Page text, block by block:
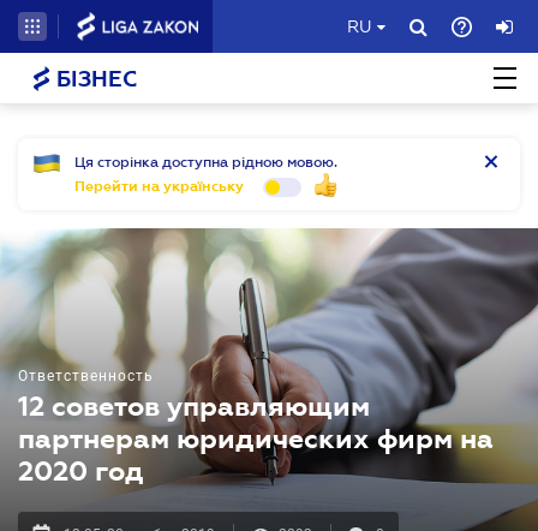
RU
БІЗНЕС
Ця сторінка доступна рідною мовою.
Перейти на українську
Ответственность
12 советов управляющим
партнерам юридических фирм на
2020 год